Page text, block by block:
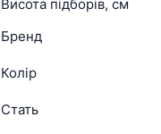
Висота підборів, см
Бренд
Колір
Стать